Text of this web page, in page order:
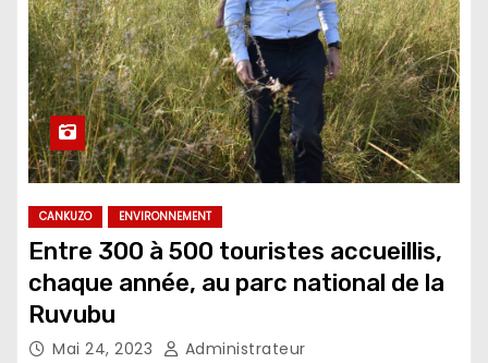
CANKUZO ENVIRONNEMENT
Entre 300 à 500 touristes accueillis,
chaque année, au parc national de la
Ruvubu
Mai 24, 2023 Administrateur